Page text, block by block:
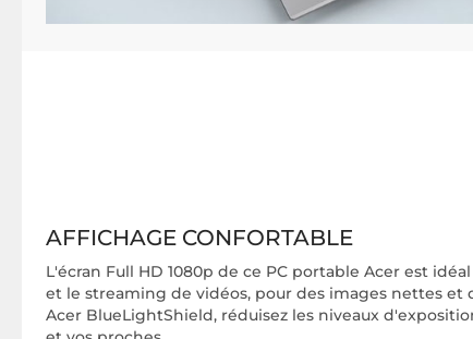
AFFICHAGE CONFORTABLE
L'écran Full HD 1080p de ce PC portable Acer est
et le streaming de vidéos, pour des images nettes et
Acer BlueLightShield, réduisez les niveaux